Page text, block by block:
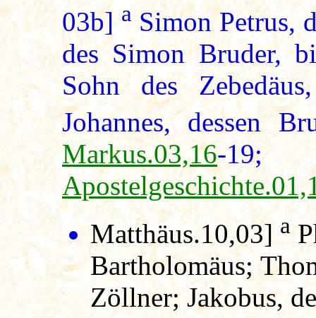
03b] aSimon Petrus,
des Simon Bruder,
Sohn des
Johannes, dessen
Markus.03,16-
Matthäus.10,03] a
Bartholomäus;
Zöllner; Jakobus,